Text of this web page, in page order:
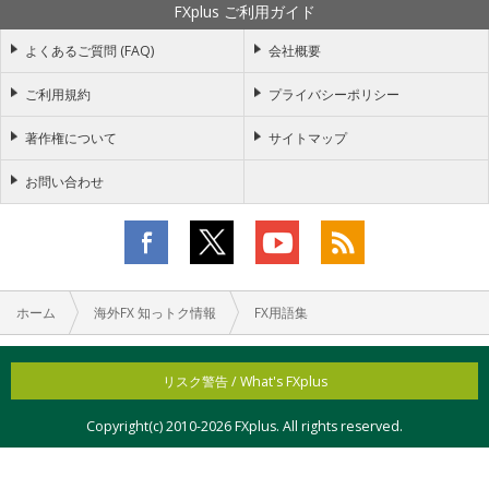
ホーム 海外FX 知っトク情報 FX用語集
FXplus ご利用ガイド
よくあるご質問 (FAQ) 会社概要
ご利用規約 プライバシーポリシー
著作権について サイトマップ
お問い合わせ
リスク警告 / What's FXplus
Copyright(c) 2010-2026 FXplus. All rights reserved.